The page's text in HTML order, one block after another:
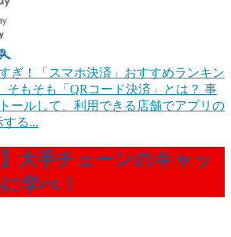
ぎ！「スマホ決済」おすすめランキン
そもそも「QRコード決済」とは？ 事
ールして、利用できる店舗でアプリの
する...
】大手チェーンのキャッ
学べ！